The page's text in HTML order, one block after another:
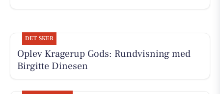
DET SKER
Oplev Kragerup Gods: Rundvisning med
Birgitte Dinesen